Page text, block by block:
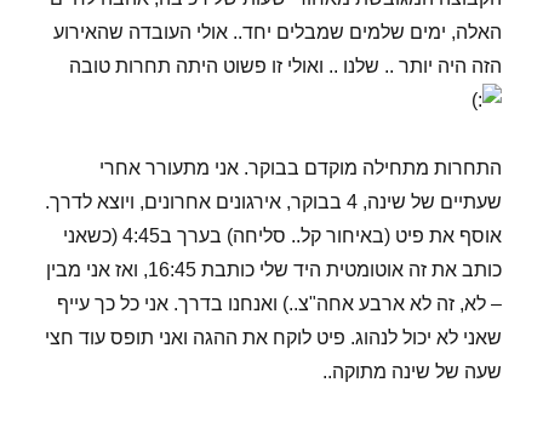
האלה, ימים שלמים שמבלים יחד.. אולי העובדה שהאירוע
הזה היה יותר .. שלנו .. ואולי זו פשוט היתה תחרות טובה
התחרות מתחילה מוקדם בבוקר. אני מתעורר אחרי
שעתיים של שינה, 4 בבוקר, אירגונים אחרונים, ויוצא לדרך.
אוסף את פיט (באיחור קל.. סליחה) בערך ב4:45 (כשאני
כותב את זה אוטומטית היד שלי כותבת 16:45, ואז אני מבין
– לא, זה לא ארבע אחה"צ..) ואנחנו בדרך. אני כל כך עייף
שאני לא יכול לנהוג. פיט לוקח את ההגה ואני תופס עוד חצי
שעה של שינה מתוקה..